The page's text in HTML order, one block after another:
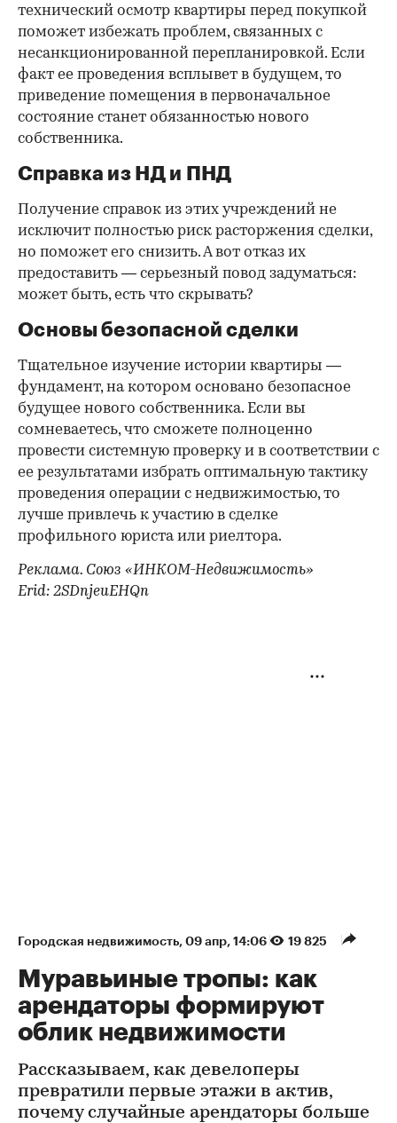
технический осмотр квартиры перед покупкой
поможет избежать проблем, связанных с
несанкционированной перепланировкой. Если
факт ее проведения всплывет в будущем, то
приведение помещения в первоначальное
состояние станет обязанностью нового
собственника.
Справка из НД и ПНД
Получение справок из этих учреждений не
исключит полностью риск расторжения сделки,
но поможет его снизить. А вот отказ их
предоставить — серьезный повод задуматься:
может быть, есть что скрывать?
Основы безопасной сделки
Тщательное изучение истории квартиры —
фундамент, на котором основано безопасное
будущее нового собственника. Если вы
сомневаетесь, что сможете полноценно
провести системную проверку и в соответствии с
ее результатами избрать оптимальную тактику
проведения операции с недвижимостью, то
лучше привлечь к участию в сделке
профильного юриста или риелтора.
Реклама. Союз «ИНКОМ-Недвижимость»
Erid: 2SDnjeuEHQn
Городская недвижимость 09 апр, 14:06 19 825
Муравьиные тропы: как
арендаторы формируют
облик недвижимости
Рассказываем, как девелоперы
превратили первые этажи в актив,
почему случайные арендаторы больше